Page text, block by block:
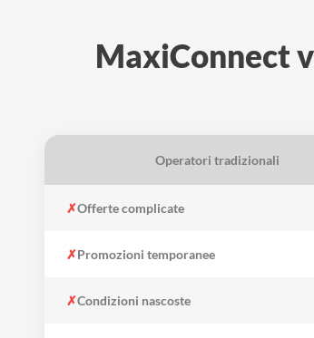
MaxiConnect
Operatori tradizionali
✗Offerte complicate
✗Promozioni temporanee
✗Condizioni nascoste